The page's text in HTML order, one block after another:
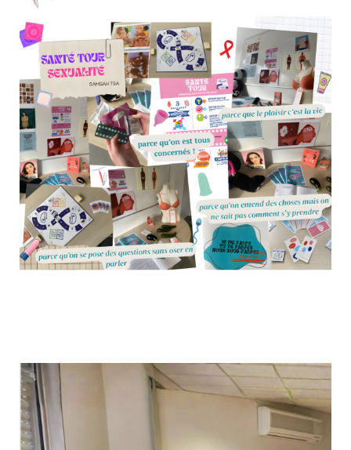
Santé Tour spécial sexualité au SAMSAH TSA
9 janvier 2026 Culture & Loisirs
En décembre 2025, quatre participants accompagnés par le
SAMSAH TSA (Service d’Accompagnement Médico-Social
pour Adultes présentant des Troubles du Spectre de l’Autisme)